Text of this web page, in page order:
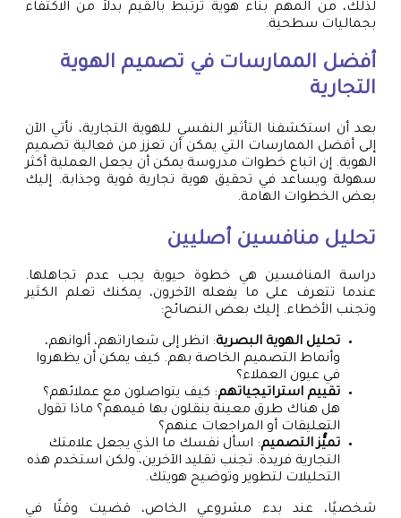
لذلك، من المهم بناء هوية ترتبط بالقيم بدلاً من الاكتفاء
بجماليات سطحية.
أفضل الممارسات في تصميم الهوية
التجارية
بعد أن استكشفنا التأثير النفسي للهوية التجارية، نأتي الآن
إلى أفضل الممارسات التي يمكن أن تعزز من فعالية تصميم
الهوية. إن اتباع خطوات مدروسة يمكن أن يجعل العملية أكثر
سهولة ويساعد في تحقيق هوية تجارية قوية وجذابة. إليك
بعض الخطوات الهامة.
تحليل منافسين أصليين
دراسة المنافسين هي خطوة حيوية يجب عدم تجاهلها.
عندما تتعرف على ما يفعله الآخرون، يمكنك تعلم الكثير
وتجنب الأخطاء. إليك بعض النصائح:
تحليل الهوية البصرية: انظر إلى شعاراتهم، ألوانهم،
وأنماط التصميم الخاصة بهم. كيف يمكن أن يظهروا
في عيون العملاء؟
تقييم استراتيجياتهم: كيف يتواصلون مع عملائهم؟
هل هناك طرق معينة ينقلون بها قيمهم؟ ماذا تقول
التعليقات أو المراجعات عنهم؟
تميُّز التصميم: اسأل نفسك ما الذي يجعل علامتك
التجارية فريدة. تجنب تقليد الآخرين، ولكن استخدم هذه
التحليلات لتطوير وتوضيح هويتك.
شخصيًا، عند بدء مشروعي الخاص، قضيت وقتًا في